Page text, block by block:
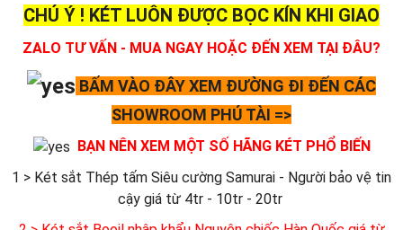
CHÚ Ý ! KÉT LUÔN ĐƯỢC BỌC KÍN KHI GIAO
ZALO TƯ VẤN - MUA NGAY HOẶC ĐẾN XEM TẠI ĐÂU?
BẤM VÀO ĐÂY XEM ĐƯỜNG ĐI ĐẾN CÁC
SHOWROOM PHÚ TÀI =>
BẠN NÊN XEM MỘT SỐ HÃNG KÉT PHỔ BIẾN
1 > Két sắt Thép tấm Siêu cường Samurai - Người bảo vệ tin
cậy giá từ 4tr - 10tr - 20tr